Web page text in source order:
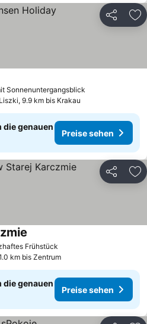
Teilen
Sonnenuntergangsblick
Liszki, 9.9 km bis Krakau
die genauen
Preise sehen
Teilen
Frühstück
km bis Zentrum
die genauen
Preise sehen